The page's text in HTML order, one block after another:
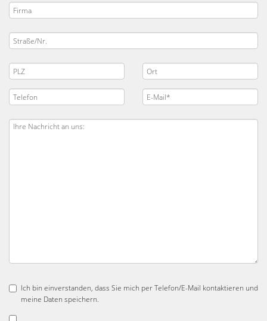
Ich bin einverstanden, dass Sie mich per Telefon/E-Mail kontaktieren und
meine Daten speichern.